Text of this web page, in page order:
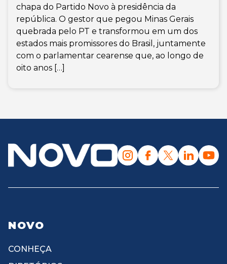
chapa do Partido Novo à presidência da
república. O gestor que pegou Minas Gerais
quebrada pelo PT e transformou em um dos
estados mais promissores do Brasil, juntamente
com o parlamentar cearense que, ao longo de
oito anos […]
NOVO
CONHEÇA